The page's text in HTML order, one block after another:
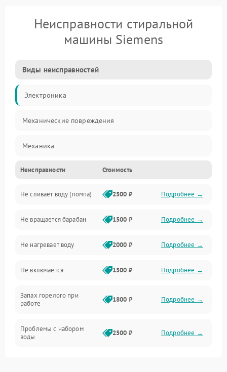
Неисправности стиральной
машины Siemens
Виды неисправностей
Электроника
Механические повреждения
Механика
Электропитание
Водоснабжение
Слив
Программное обеспечение
Неисправности Стоимость
Не сливает воду (помпа) 2500 ₽ Подробнее →
Не вращается барабан 1500 ₽ Подробнее →
Не нагревает воду 2000 ₽ Подробнее →
Не включается 1500 ₽ Подробнее →
Запах горелого при
работе
1800 ₽ Подробнее →
Проблемы с набором
воды
2500 ₽ Подробнее →